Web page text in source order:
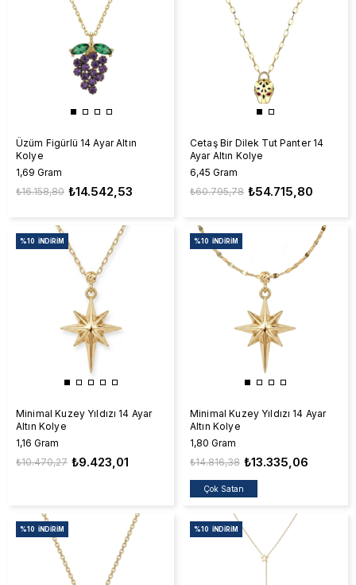
Üzüm Figürlü 14 Ayar Altın
Kolye
1,69 Gram
₺14.542,53
₺16.158,80
Cetaş Bir Dilek Tut Panter 14
Ayar Altın Kolye
6,45 Gram
₺54.715,80
₺60.795,78
Minimal Kuzey Yıldızı 14 Ayar
Altın Kolye
1,16 Gram
₺9.423,01
₺10.470,27
%10 İNDIRIM
Minimal Kuzey Yıldızı 14 Ayar
Altın Kolye
1,80 Gram
₺13.335,06
₺14.816,38
Çok Satan
%10 İNDIRIM
%10 İNDIRIM %10 İNDIRIM